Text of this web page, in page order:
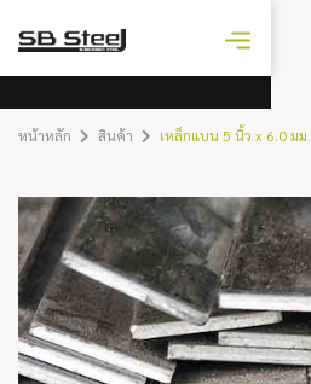
ราคาเหล็ก
หน้าหลัก สินค้า เหล็กแบน 5 นิ้ว x 6.0 มม.